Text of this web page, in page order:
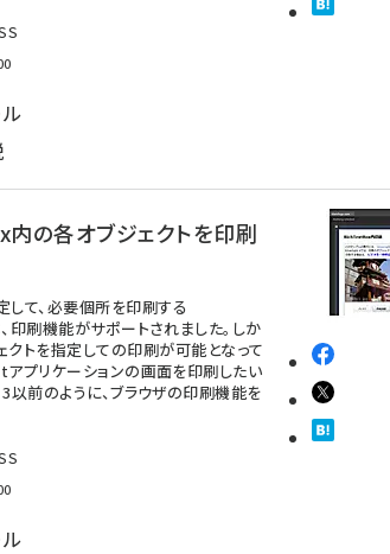
の各オブジェクトを印刷
して、必要個所を印刷する
刷機能がサポートされました。しか
クトを指定しての印刷が可能となって
プリケーションの画面を印刷したい
前のように、ブラウザの印刷機能を